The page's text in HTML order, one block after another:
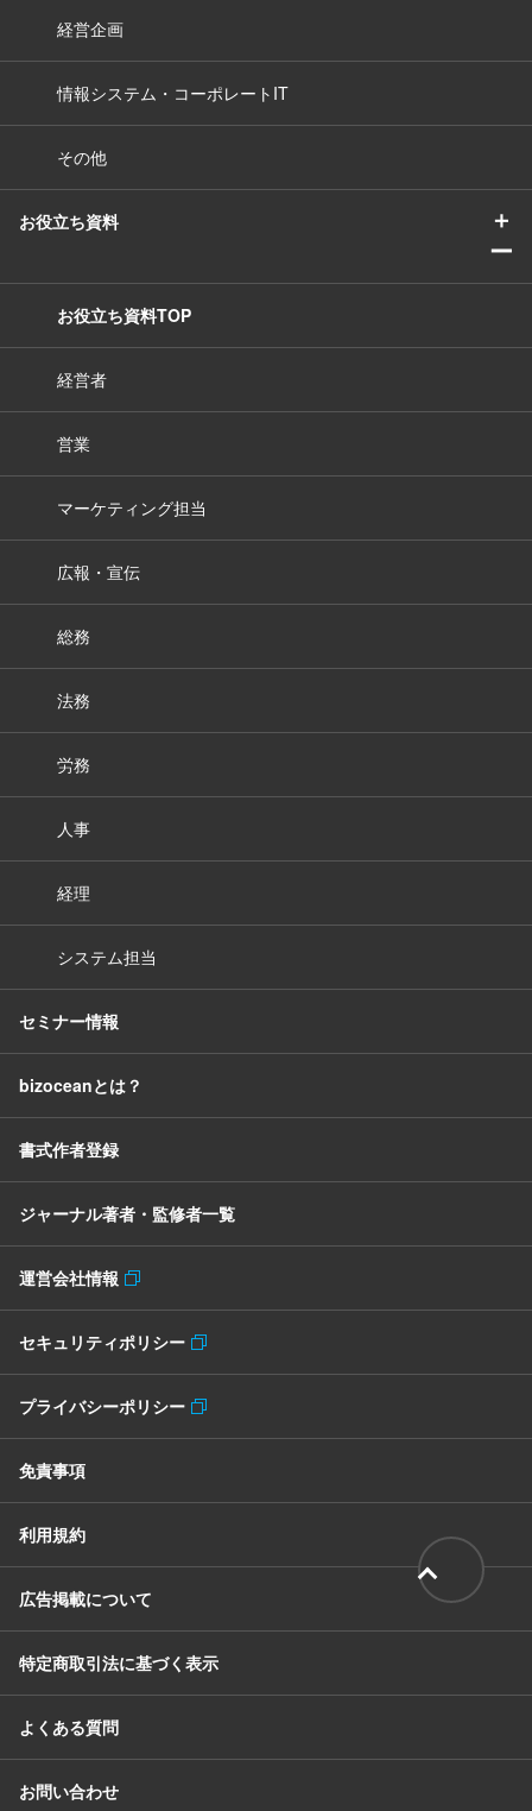
経営企画
情報システム・コーポレートIT
その他
お役立ち資料
＋
ー
お役立ち資料TOP
経営者
営業
マーケティング担当
広報・宣伝
総務
法務
労務
人事
経理
システム担当
セミナー情報
bizoceanとは？
書式作者登録
ジャーナル著者・監修者一覧
運営会社情報
セキュリティポリシー
プライバシーポリシー
免責事項
利用規約
広告掲載について
特定商取引法に基づく表示
よくある質問
お問い合わせ